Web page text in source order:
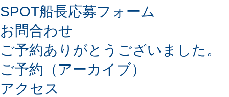
SPOT船長応募フォーム
お問合わせ
ご予約ありがとうございました。
ご予約（アーカイブ）
アクセス